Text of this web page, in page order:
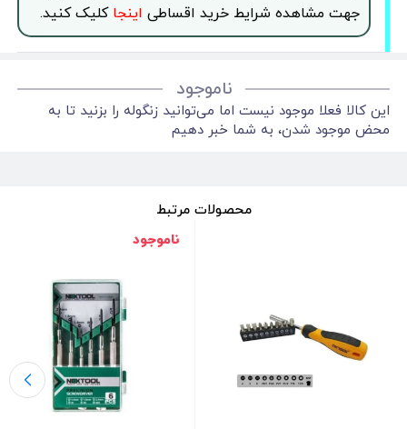
جهت مشاهده شرایط خرید اقساطی اینجاکلیک کنید.
ناموجود
این کالا فعلا موجود نیست اما می‌توانید زنگوله را بزنید تا به
محض موجود شدن، به شما خبر دهیم
محصولات مرتبط
ناموجود